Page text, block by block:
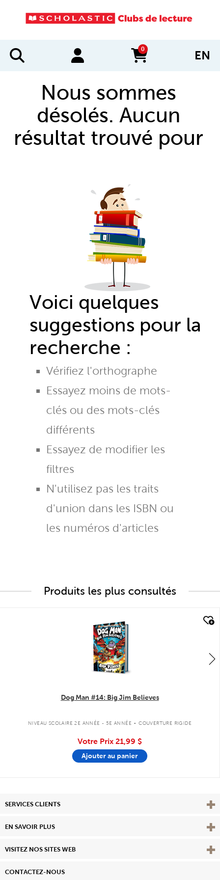
0
items in cart EN
Nous sommes
désolés. Aucun
résultat trouvé pour
Voici quelques
suggestions pour la
recherche :
Vérifiez l'orthographe
Essayez moins de mots-
clés ou des mots-clés
différents
Essayez de modifier les
filtres
N'utilisez pas les traits
d'union dans les ISBN ou
les numéros d'articles
Produits les plus consultés
Dog Man #14: Big Jim Believes
NIVEAU SCOLAIRE 2E ANNÉE - 5E ANNÉE . COUVERTURE RIGIDE
Votre Prix 21,99 $
Ajouter au panier
SERVICES CLIENTS
EN SAVOIR PLUS View
VISITEZ NOS SITES WEB
CONTACTEZ-NOUS